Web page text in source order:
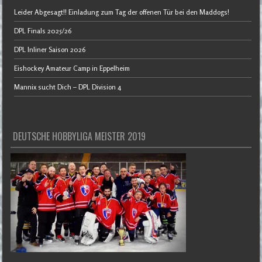
Leider Abgesagt!! Einladung zum Tag der offenen Tür bei den Maddogs!
DPL Finals 2025/26
DPL Inliner Saison 2026
Eishockey Amateur Camp in Eppelheim
Mannix sucht Dich – DPL Division 4
DEUTSCHE HOBBYLIGA MEISTER 2019